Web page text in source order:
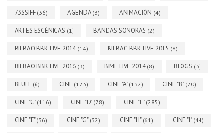
73SSIFF (36) AGENDA (3) ANIMACIÓN (4)
ARTES ESCÉNICAS (1) BANDAS SONORAS (2)
BILBAO BBK LIVE 2014 (14) BILBAO BBK LIVE 2015 (8)
BILBAO BBK LIVE 2016 (3) BIME LIVE 2014 (8) BLOGS (3)
BLUFF (6) CINE (173) CINE "A" (132) CINE "B" (70)
CINE "C" (116) CINE "D" (78) CINE "E" (285)
CINE "F" (36) CINE "G" (32) CINE "H" (61) CINE "I" (44)